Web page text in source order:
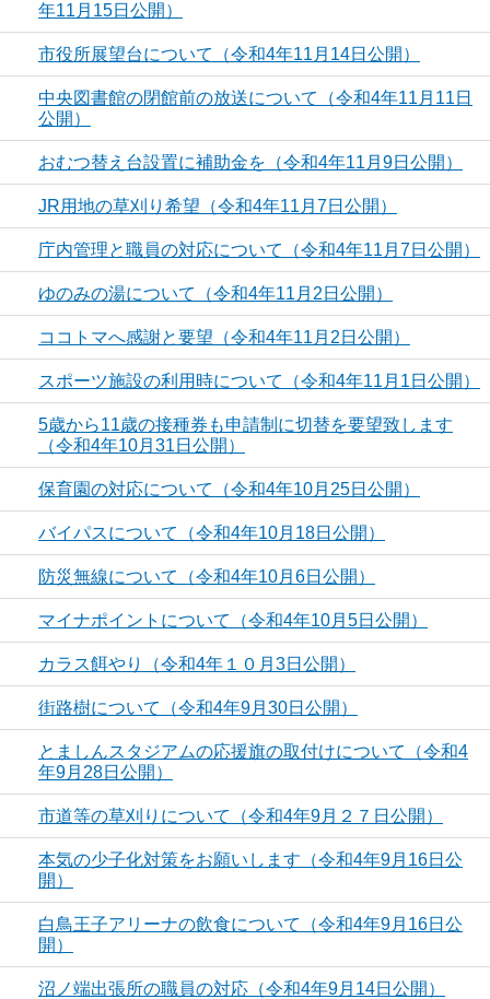
年11月15日公開）
市役所展望台について（令和4年11月14日公開）
中央図書館の閉館前の放送について（令和4年11月11日
公開）
おむつ替え台設置に補助金を（令和4年11月9日公開）
JR用地の草刈り希望（令和4年11月7日公開）
庁内管理と職員の対応について（令和4年11月7日公開）
ゆのみの湯について（令和4年11月2日公開）
ココトマへ感謝と要望（令和4年11月2日公開）
スポーツ施設の利用時について（令和4年11月1日公開）
5歳から11歳の接種券も申請制に切替を要望致します
（令和4年10月31日公開）
保育園の対応について（令和4年10月25日公開）
バイパスについて（令和4年10月18日公開）
防災無線について（令和4年10月6日公開）
マイナポイントについて（令和4年10月5日公開）
カラス餌やり（令和4年１０月3日公開）
街路樹について（令和4年9月30日公開）
とましんスタジアムの応援旗の取付けについて（令和4
年9月28日公開）
市道等の草刈りについて（令和4年9月２７日公開）
本気の少子化対策をお願いします（令和4年9月16日公
開）
白鳥王子アリーナの飲食について（令和4年9月16日公
開）
沼ノ端出張所の職員の対応（令和4年9月14日公開）